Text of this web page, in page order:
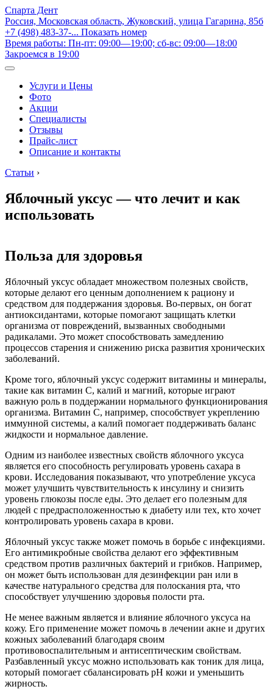
Спарта Дент
Россия, Московская область, Жуковский, улица Гагарина, 85б
+7 (498) 483-37-... Показать номер
Время работы: Пн-пт: 09:00—19:00; сб-вс: 09:00—18:00
Закроемся в 19:00
Услуги и Цены
Фото
Акции
Специалисты
Отзывы
Прайс-лист
Описание и контакты
Статьи ›
Яблочный уксус — что лечит и как
использовать
Польза для здоровья
Яблочный уксус обладает множеством полезных свойств,
которые делают его ценным дополнением к рациону и
средством для поддержания здоровья. Во-первых, он богат
антиоксидантами, которые помогают защищать клетки
организма от повреждений, вызванных свободными
радикалами. Это может способствовать замедлению
процессов старения и снижению риска развития хронических
заболеваний.
Кроме того, яблочный уксус содержит витамины и минералы,
такие как витамин С, калий и магний, которые играют
важную роль в поддержании нормального функционирования
организма. Витамин С, например, способствует укреплению
иммунной системы, а калий помогает поддерживать баланс
жидкости и нормальное давление.
Одним из наиболее известных свойств яблочного уксуса
является его способность регулировать уровень сахара в
крови. Исследования показывают, что употребление уксуса
может улучшить чувствительность к инсулину и снизить
уровень глюкозы после еды. Это делает его полезным для
людей с предрасположенностью к диабету или тех, кто хочет
контролировать уровень сахара в крови.
Яблочный уксус также может помочь в борьбе с инфекциями.
Его антимикробные свойства делают его эффективным
средством против различных бактерий и грибков. Например,
он может быть использован для дезинфекции ран или в
качестве натурального средства для полоскания рта, что
способствует улучшению здоровья полости рта.
Не менее важным является и влияние яблочного уксуса на
кожу. Его применение может помочь в лечении акне и других
кожных заболеваний благодаря своим
противовоспалительным и антисептическим свойствам.
Разбавленный уксус можно использовать как тоник для лица,
который помогает сбалансировать pH кожи и уменьшить
жирность.